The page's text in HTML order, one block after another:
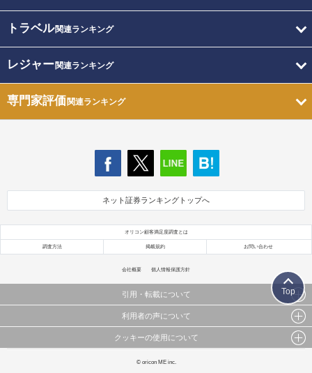
トラベル関連ランキング
レジャー関連ランキング
専門家評価関連ランキング
ネット証券ランキングトップへ
オリコン顧客満足度調査とは
調査方法 掲載規約 お問い合わせ
会社概要 個人情報保護方針
引用・転載について
当サイトで公開されている情報（文字、写真、イラスト、画像データ等）及びこれらの配置・
これらの情報を権利者の許可なく無断転載・複製などの二次利用を行うことは固く禁じており
利用者の声について
当サイトに掲載している内容はすべてサービスの利用者が提出された見解・感想です。
弊社の見解・ 意見ではないことをご理解いただいた上でご覧ください。
クッキーの使用について
このサイトでは Cookie を使用して、ユーザーに合わせたコンテンツや広告の表示、ソーシャル
© oricon ME inc.
Top